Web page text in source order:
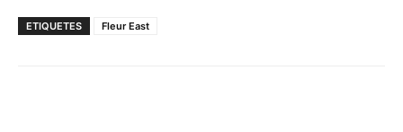
ETIQUETES Fleur East